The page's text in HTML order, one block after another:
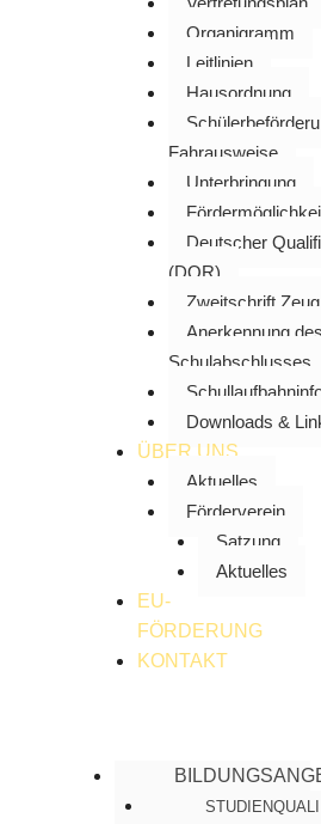
Organigramm
Leitlinien
Hausordnung
Fahrausweise
Unterbringung
Deutscher
(DQR)
Zweitschrift
Anerkennung
Schulabschlusses
Downloads &
ÜBER UNS
Aktuelles
Förderverein
Satzung
Aktuelles
EU-
FÖRDERUNG
KONTAKT